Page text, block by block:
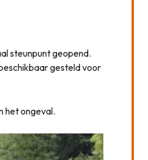
steunpunt geopend.
gesteld voor
het ongeval.